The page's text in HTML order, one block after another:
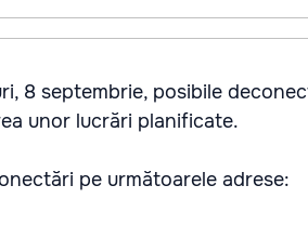
8 septembrie, posibile
unor lucrări planificate.
pe următoarele adrese: